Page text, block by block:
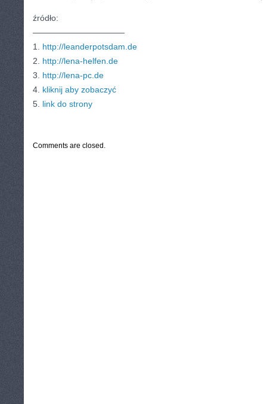
źródło:
———————————
1. http://leanderpotsdam.de
2. http://lena-helfen.de
3. http://lena-pc.de
4. kliknij aby zobaczyć
5. link do strony
Comments are closed.